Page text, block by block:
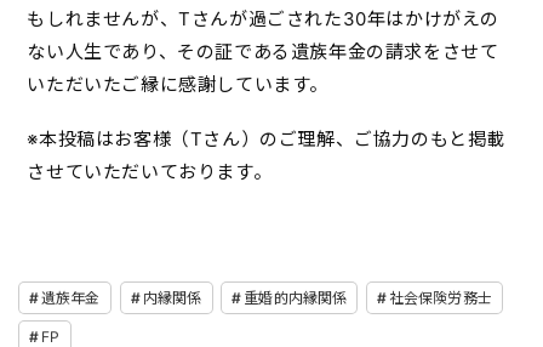
もしれませんが、Tさんが過ごされた30年はかけがえの
ない人生であり、その証である遺族年金の請求をさせて
いただいたご縁に感謝しています。
※本投稿はお客様（Tさん）のご理解、ご協力のもと掲載
させていただいております。
遺族年金 内縁関係 重婚的内縁関係 社会保険労務士
FP